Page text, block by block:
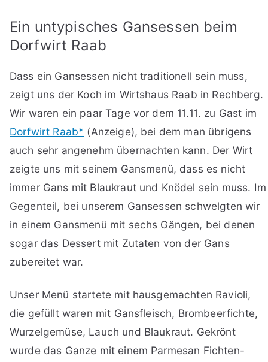
Ein untypisches Gansessen beim
Dorfwirt Raab
Dass ein Gansessen nicht traditionell sein muss,
zeigt uns der Koch im Wirtshaus Raab in Rechberg.
Wir waren ein paar Tage vor dem 11.11. zu Gast im
Dorfwirt Raab* (Anzeige), bei dem man übrigens
auch sehr angenehm übernachten kann. Der Wirt
zeigte uns mit seinem Gansmenü, dass es nicht
immer Gans mit Blaukraut und Knödel sein muss. Im
Gegenteil, bei unserem Gansessen schwelgten wir
in einem Gansmenü mit sechs Gängen, bei denen
sogar das Dessert mit Zutaten von der Gans
zubereitet war.
Unser Menü startete mit hausgemachten Ravioli,
die gefüllt waren mit Gansfleisch, Brombeerfichte,
Wurzelgemüse, Lauch und Blaukraut. Gekrönt
wurde das Ganze mit einem Parmesan Fichten-